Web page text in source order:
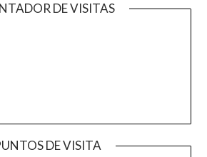
DE VISITAS
DE VISITA